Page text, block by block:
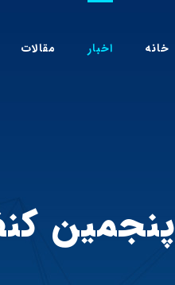
خانه اخبار مقالات
پنجمین